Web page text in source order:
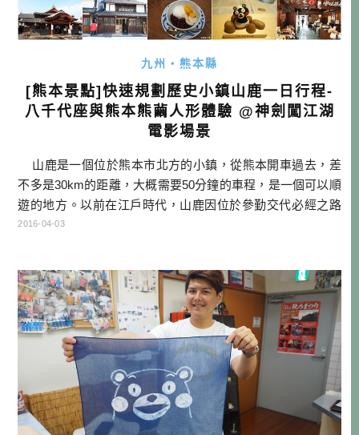
九州・熊本縣
[熊本景點]快速規劃歷史小鎮山鹿一日行程-
八千代座與熊本熊繭人形體驗 @神劍闖江湖
電影場景
山鹿是一個位於熊本市北方的小鎮，從熊本開車過去，差
不多是30km的距離，大概需要50分鐘的車程，是一個可以順
遊的地方。以前在江戶時代，山鹿因位於參勤交代必經之路
上，所以發展成一個「宿場町」，也就是讓往來人可以休
載，當時房子、茶屋、寺院加起來共有超過500間，可以一窺
當 […]…
2016-04-03